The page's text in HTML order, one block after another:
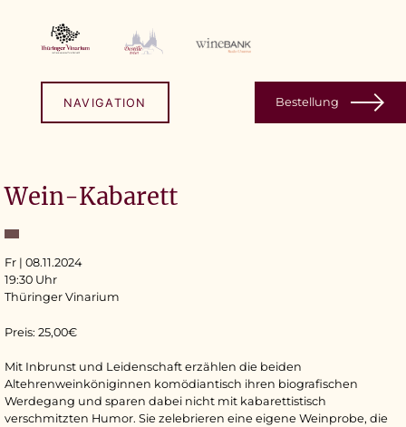
content
Bestellung
NAVIGATION
Wein-Kabarett
Fr | 08.11.2024
19:30 Uhr
Thüringer Vinarium
Preis: 25,00€
Mit Inbrunst und Leidenschaft erzählen die beiden
Altehrenweinköniginnen komödiantisch ihren biografischen
Werdegang und sparen dabei nicht mit kabarettistisch
verschmitzten Humor. Sie zelebrieren eine eigene Weinprobe, die